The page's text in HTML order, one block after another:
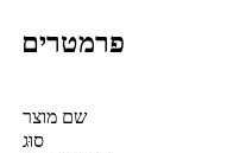
פרמטרים
שם מוצר
סוּג